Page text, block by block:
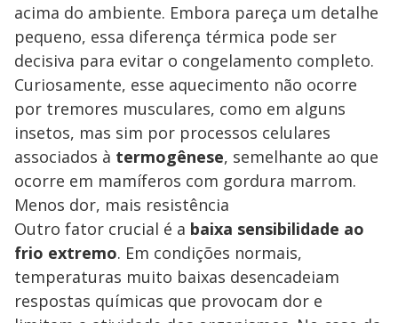
acima do ambiente. Embora pareça um detalhe
pequeno, essa diferença térmica pode ser
decisiva para evitar o congelamento completo.
Curiosamente, esse aquecimento não ocorre
por tremores musculares, como em alguns
insetos, mas sim por processos celulares
associados à termogênese, semelhante ao que
ocorre em mamíferos com gordura marrom.
Menos dor, mais resistência
Outro fator crucial é a baixa sensibilidade ao
frio extremo. Em condições normais,
temperaturas muito baixas desencadeiam
respostas químicas que provocam dor e